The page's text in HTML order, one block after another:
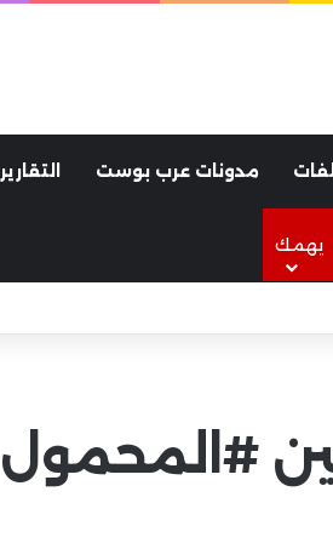
مدونات عرب بوست التقارير
يهمك
كواليس ليلة جنونية هزت مدينة طرابزون
#المحمول